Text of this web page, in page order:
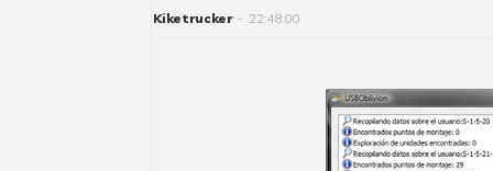
Kiketrucker - 22:48:00